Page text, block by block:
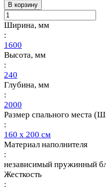
В корзину
Ширина, мм
:
1600
Высота, мм
:
240
Глубина, мм
:
2000
Размер спального места
:
160 х 200 см
Материал наполнителя
:
независимый пружинный
Жесткость
: